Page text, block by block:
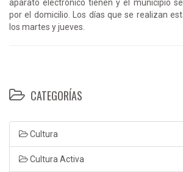
aparato electrónico tienen y el municipio
por el domicilio. Los días que se realizan
los martes y jueves.
CATEGORÍAS
Cultura
Cultura Activa